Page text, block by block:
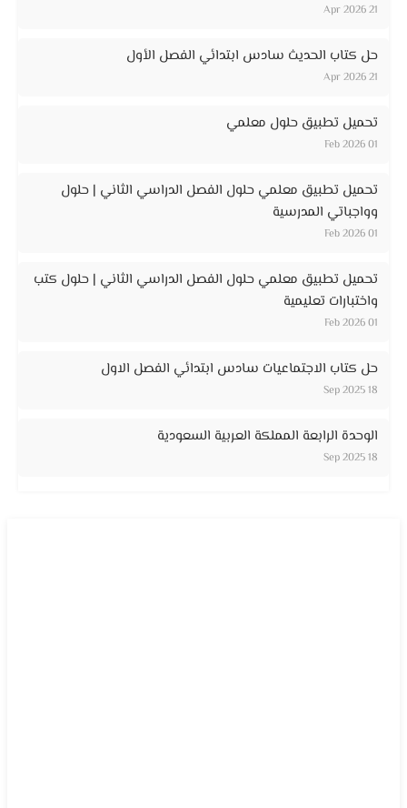
21 Apr 2026
حل كتاب الحديث سادس ابتدائي الفصل الأول
21 Apr 2026
تحميل تطبيق حلول معلمي
01 Feb 2026
تحميل تطبيق معلمي حلول الفصل الدراسي الثاني | حلول
وواجباتي المدرسية
01 Feb 2026
تحميل تطبيق معلمي حلول الفصل الدراسي الثاني | حلول كتب
واختبارات تعليمية
01 Feb 2026
حل كتاب الاجتماعيات سادس ابتدائي الفصل الاول
18 Sep 2025
الوحدة الرابعة المملكة العربية السعودية
18 Sep 2025